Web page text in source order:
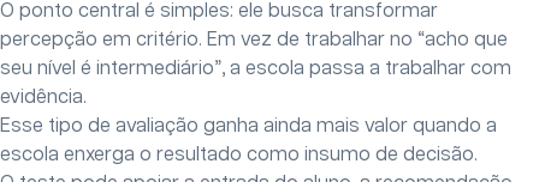
O ponto central é simples: ele busca transformar
percepção em critério. Em vez de trabalhar no “acho que
seu nível é intermediário”, a escola passa a trabalhar com
evidência.
Esse tipo de avaliação ganha ainda mais valor quando a
escola enxerga o resultado como insumo de decisão.